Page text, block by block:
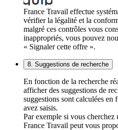
France Travail effectue
vérifier la légalité et la
malgré ces contrôles vous
inappropriés, vous pouvez
« Signaler cette offre ».
8. Suggestions de recherche
En fonction de la recherche
afficher des suggestions de
suggestions sont calculées en
avez saisis.
Par exemple si vous
France Travail peut vous